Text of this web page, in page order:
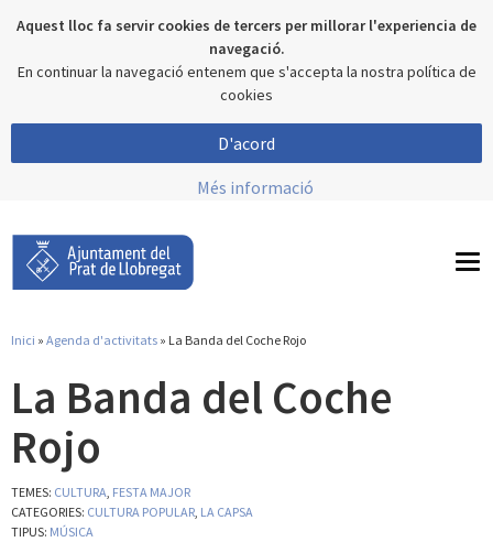
Aquest lloc fa servir cookies de tercers per millorar l'experiencia de
navegació.
En continuar la navegació entenem que s'accepta la nostra política de
cookies
D'acord
Més informació
Inici » Agenda d'activitats » La Banda del Coche Rojo
La Banda del Coche
Rojo
TEMES: CULTURA, FESTA MAJOR
CATEGORIES: CULTURA POPULAR, LA CAPSA
TIPUS: MÚSICA